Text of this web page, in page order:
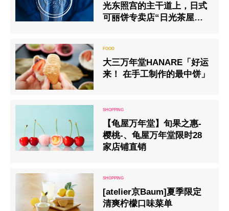
光东照宫的主干道上，日式
可丽饼专卖店“日光茶屋塔
大三万年堂HANARE「好运
来！ 在手工制作的最中饼」
【龟屋万年堂】旬果之惠-
樱桃-、龟屋万年堂限时28
家店铺直销
[atelier京Baum]夏季限定
清爽柠檬口味菜单